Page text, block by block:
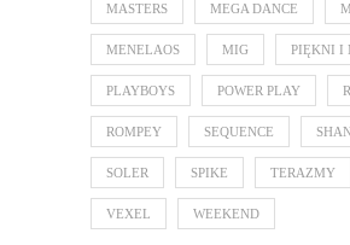
MASTERS MEGA DANCE
MENELAOS MIG PIĘKNI I
PLAYBOYS POWER PLAY
ROMPEY SEQUENCE
SOLER SPIKE TERAZMY
VEXEL WEEKEND